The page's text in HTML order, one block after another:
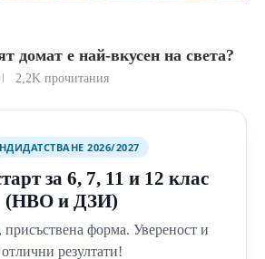
домат е най-вкусен на света?
2,2K прочитания
2026/2027
за 6, 7, 11 и 12 клас
(НВО и ДЗИ)
форма. Увереност и
отлични резултати!